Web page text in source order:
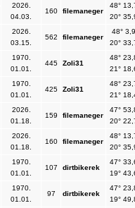
2026.
04.03.
160 filemaneger
48°
20°
2026.
03.15.
562 filemaneger
48°
20°
1970.
01.01.
445 Zoli31
48°
21°
1970.
01.01.
425 Zoli31
48°
21°
2026.
01.18.
159 filemaneger
47°
20°
2026.
01.18.
160 filemaneger
48°
20°
1970.
01.01.
107 dirtbikerek
47°
19°
1970.
01.01.
97 dirtbikerek
47°
19°